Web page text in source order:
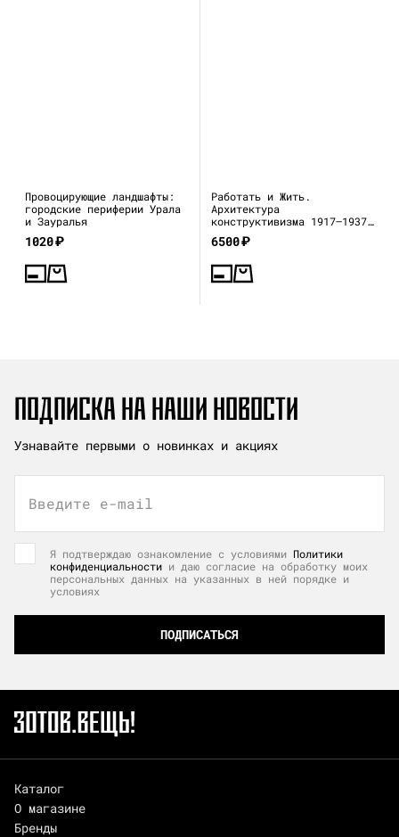
Провоцирующие ландшафты:
городские периферии Урала
и Зауралья
1020₽
Работать и Жить.
Архитектура
конструктивизма 1917—1937
(каталог выставки)
6500₽
ПОДПИСКА НА НАШИ НОВОСТИ
Узнавайте первыми о новинках и акциях
Введите e-mail
Я подтверждаю ознакомление с условиями Политики
конфиденциальности и даю согласие на обработку моих
персональных данных на указанных в ней порядке и
условиях
ПОДПИСАТЬСЯ
Каталог
О магазине
Бренды